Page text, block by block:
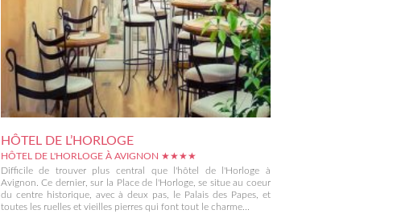
HÔTEL DE L’HORLOGE
HÔTEL DE L'HORLOGE À AVIGNON ★★★★
Difficile de trouver plus central que l'hôtel de l'Horloge à
Avignon. Ce dernier, sur la Place de l'Horloge, se situe au coeur
du centre historique, avec à deux pas, le Palais des Papes, et
toutes les ruelles et vieilles pierres qui font tout le charme...